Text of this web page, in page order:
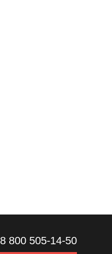
8 800 505-14-50